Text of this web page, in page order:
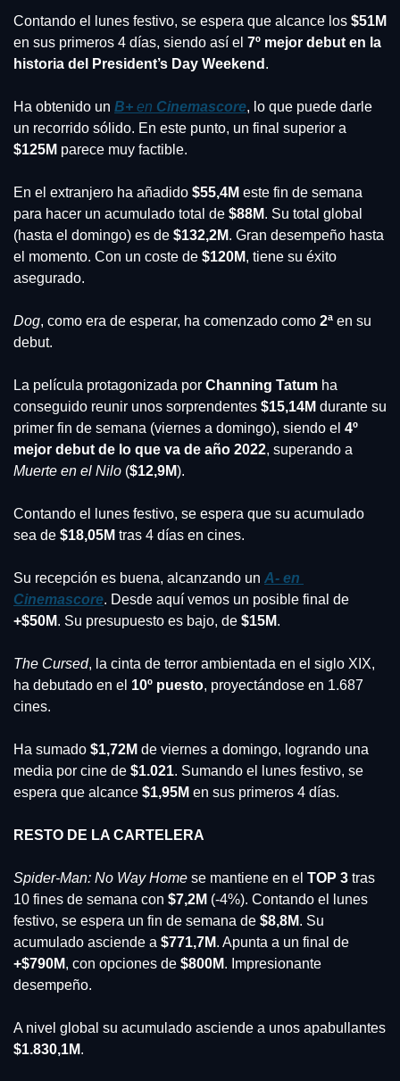
Contando el lunes festivo, se espera que alcance los $51M
en sus primeros 4 días, siendo así el 7º mejor debut en la
historia del President’s Day Weekend .
Ha obtenido un B+ en Cinemascore, lo que puede darle
un recorrido sólido. En este punto, un final superior a
$125M parece muy factible.
En el extranjero ha añadido $55,4M este fin de semana
para hacer un acumulado total de $88M. Su total global
(hasta el domingo) es de $132,2M. Gran desempeño hasta
el momento. Con un coste de $120M, tiene su éxito
asegurado.
Dog, como era de esperar, ha comenzado como 2ª en su
debut.
La película protagonizada por Channing Tatum ha
conseguido reunir unos sorprendentes $15,14M durante su
primer fin de semana (viernes a domingo), siendo el 4º
mejor debut de lo que va de año 2022
Muerte en el Nilo ($12,9M).
Contando el lunes festivo, se espera que su acumulado
sea de $18,05M tras 4 días en cines.
Su recepción es buena, alcanzando un A- en
Cinemascore. Desde aquí vemos un posible final de
+$50M. Su presupuesto es bajo, de $15M.
The Cursed, la cinta de terror ambientada en el siglo XIX,
ha debutado en el 10º puesto, proyectándose en 1.687
cines.
Ha sumado $1,72M de viernes a domingo, logrando una
media por cine de $1.021. Sumando el lunes festivo, se
espera que alcance $1,95M en sus primeros 4 días.
RESTO DE LA CARTELERA
Spider-Man: No Way Home se mantiene en el TOP 3 tras
10 fines de semana con $7,2M (-4%). Contando el lunes
festivo, se espera un fin de semana de $8,8M. Su
acumulado asciende a $771,7M
+$790M, con opciones de $800M. Impresionante
desempeño.
$1.830,1M.